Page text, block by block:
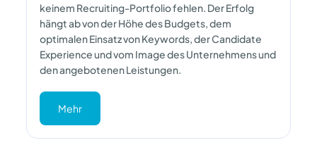
keinem Recruiting-Portfolio fehlen. Der Erfolg
hängt ab von der Höhe des Budgets, dem
optimalen Einsatz von Keywords, der Candidate
Experience und vom Image des Unternehmens und
den angebotenen Leistungen.
Mehr